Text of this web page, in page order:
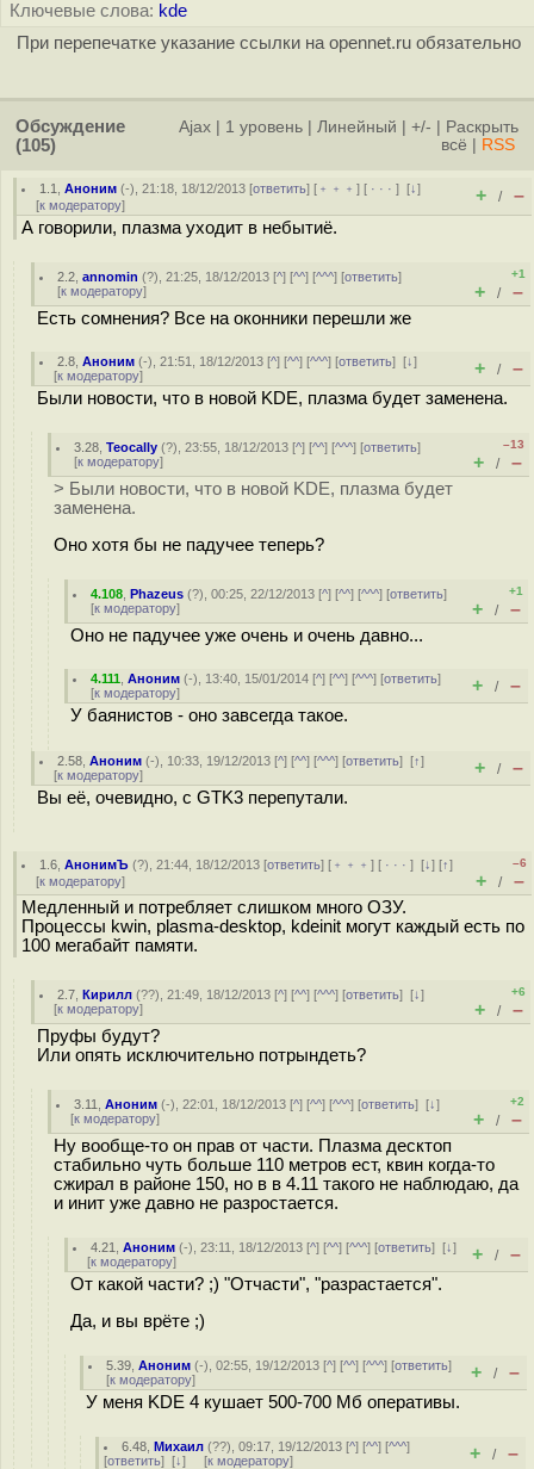
Ключевые слова: kde
При перепечатке указание ссылки на opennet.ru обязательно
Обсуждение
(105)
Ajax 1 уровень Линейный +/-
Раскрыть
всё
RSS
1.1 ,Аноним (-), 21:18, 18/12/2013 [ответить] [ ﹢﹢﹢] [ · · ·][↓]
[к модератору] + / –
А говорили, плазма уходит в небытиё.
2.2 ,annomin (?), 21:25, 18/12/2013 [^] [^^] [^^^] [ответить]
[к модератору]
+1
+ / –
Есть сомнения? Все на оконники перешли же
2.8 ,Аноним (-), 21:51, 18/12/2013 [^] [^^] [^^^] [ответить][↓]
[к модератору] + / –
Были новости, что в новой KDE, плазма будет заменена.
3.28 ,Teocally (?), 23:55, 18/12/2013 [^] [^^] [^^^] [ответить]
[к модератору]
–13
+ / –
> Были новости, что в новой KDE, плазма будет
заменена.
Оно хотя бы не падучее теперь?
4.108 ,Phazeus (?), 00:25, 22/12/2013 [^] [^^] [^^^] [ответить]
[к модератору]
+1
+ / –
Оно не падучее уже очень и очень давно...
4.111 ,Аноним (-), 13:40, 15/01/2014 [^] [^^] [^^^] [ответить]
[к модератору] + / –
У баянистов - оно завсегда такое.
2.58 ,Аноним (-), 10:33, 19/12/2013 [^] [^^] [^^^] [ответить][↑]
[к модератору] + / –
Вы её, очевидно, с GTK3 перепутали.
1.6 ,АнонимЪ (?), 21:44, 18/12/2013 [ответить] [ ﹢﹢﹢] [ · · ·][↓] [↑]
[к модератору]
–6
+ / –
Медленный и потребляет слишком много ОЗУ.
Процессы kwin, plasma-desktop, kdeinit могут каждый есть по
100 мегабайт памяти.
2.7 ,Кирилл (??), 21:49, 18/12/2013 [^] [^^] [^^^] [ответить][↓]
[к модератору]
+6
+ / –
Пруфы будут?
Или опять исключительно потрындеть?
3.11 ,Аноним (-), 22:01, 18/12/2013 [^] [^^] [^^^] [ответить][↓]
[к модератору]
+2
+ / –
Ну вообще-то он прав от части. Плазма десктоп
стабильно чуть больше 110 метров ест, квин когда-то
сжирал в районе 150, но в в 4.11 такого не наблюдаю, да
и инит уже давно не разростается.
4.21 ,Аноним (-), 23:11, 18/12/2013 [^] [^^] [^^^] [ответить][↓]
[к модератору] + / –
От какой части? ;) "Отчасти", "разрастается".
Да, и вы врёте ;)
5.39 ,Аноним (-), 02:55, 19/12/2013 [^] [^^] [^^^] [ответить]
[к модератору] + / –
У меня KDE 4 кушает 500-700 Мб оперативы.
6.48 ,Михаил (??), 09:17, 19/12/2013 [^] [^^] [^^^]
[ответить] [↓] [к модератору] + / –